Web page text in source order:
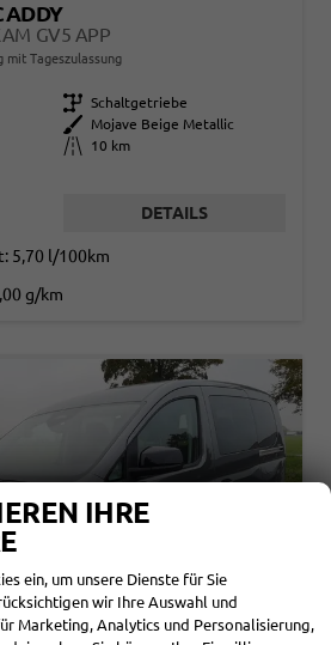
GV5 APP
mit Tageszulassung
Getriebe Schaltgetriebe
Außenfarbe
Mojave Beige Metallic
Kilometerstand
10 km
DETAILS
5,70 l/100km
g/km
IHRE
ein, um unsere Dienste für Sie
wir Ihre Auswahl und
Marketing, Analytics und Personalisierung,